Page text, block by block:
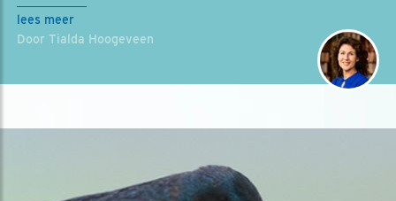
lees meer
Door Tialda Hoogeveen